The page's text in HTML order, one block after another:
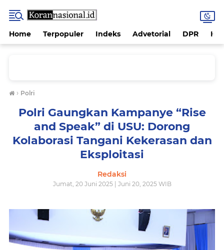
Home Terpopuler Indeks Advetorial DPR
› Polri
Polri Gaungkan Kampanye “Rise
and Speak” di USU: Dorong
Kolaborasi Tangani Kekerasan dan
Eksploitasi
Redaksi
Jumat, 20 Juni 2025 | Juni 20, 2025 WIB